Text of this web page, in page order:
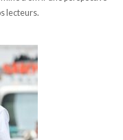
lecteurs.